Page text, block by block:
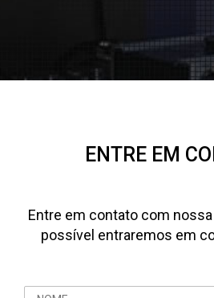
ENTRE EM
Entre em contato com
possível entraremos em